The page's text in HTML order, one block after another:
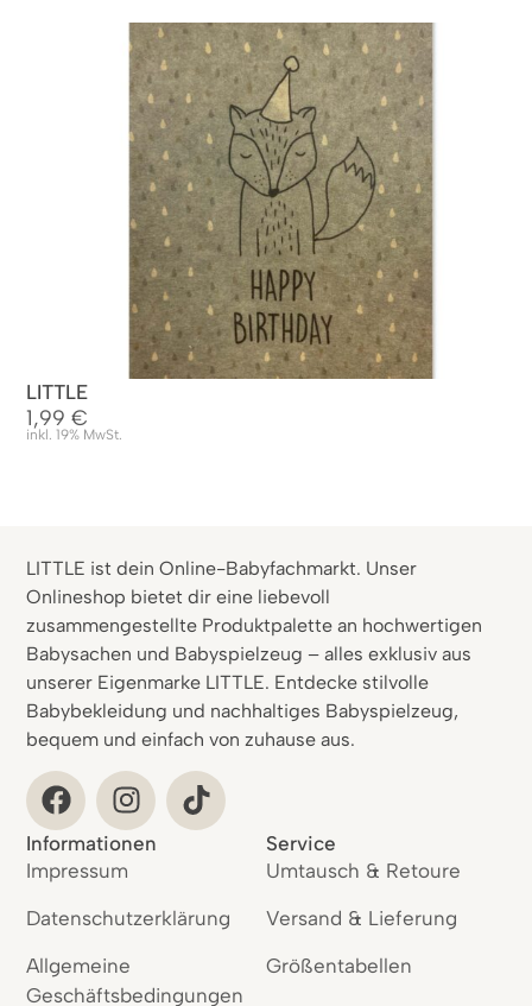
LITTLE
1,99€
inkl. 19% MwSt.
LITTLE ist dein Online-Babyfachmarkt. Unser
Onlineshop bietet dir eine liebevoll
zusammengestellte Produktpalette an hochwertigen
Babysachen und Babyspielzeug – alles exklusiv aus
unserer Eigenmarke LITTLE. Entdecke stilvolle
Babybekleidung und nachhaltiges Babyspielzeug,
bequem und einfach von zuhause aus.
Informationen
Impressum
Datenschutzerklärung
Allgemeine
Geschäftsbedingungen
Service
Umtausch & Retoure
Versand & Lieferung
Größentabellen